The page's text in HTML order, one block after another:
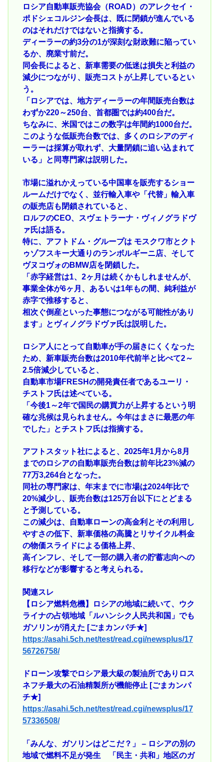
ロシア自動車販売協会（ROAD）のアレクセイ・
ポドシェコルジン会長は、既に閉鎖が進んでいる
のはそれだけではないと指摘する。
ディーラーの約3分の1が深刻な財政難に陥ってい
るか、廃業寸前だ。
同会長によると、新車需要の低迷は損失と利益の
減少につながり、販売コストが上昇しているとい
う。
「ロシアでは、地方ディーラーの年間販売台数は
わずか220～250台、首都圏では約400台だ。
ちなみに、米国ではこの数字は年間約1000台だ。
このような低販売台数では、多くのロシアのディ
ーラーは採算が取れず、大量閉鎖に追い込まれて
いる」と同専門家は説明した。
市場に溢れかえっている中国車を販売するショー
ルームだけでなく、並行輸入車や「代替」輸入車
の販売店も閉鎖されていると、
ロルフのCEO、スヴェトラーナ・ヴィノグラドヴ
ァ氏は語る。
特に、アフトドム・グループは モスクワ市とクト
ゥゾフスキー大通りのランボルギーニ店、そして
ヴヌコヴォのBMW店を閉鎖した。
「赤字経営は1、2ヶ月は続くかもしれませんが、
事業全体が6ヶ月、あるいは1年もの間、純利益が
赤字で推移すると、
相次ぐ倒産といった事態につながる可能性があり
ます」とヴィノグラドヴァ氏は説明した。
ロシア人にとって自動車が手の届きにくくなった
ため、新車販売台数は2010年代前半と比べて2～
2.5倍減少していると、
自動車市場FRESHの開発責任者であるユーリ・
チストフ氏は述べている。
「今後1～2年で国民の購買力が上昇するという明
確な兆候は見られません。今年はまさに最悪の年
でした」とチストフ氏は指摘する。
アフトスタット社によると、2025年1月から8月
までのロシアの自動車販売台数は前年比23%減の
77万3,264台となった。
同社の専門家は、年末までに市場は2024年比で
20%減少し、販売台数は125万台以下にとどまる
と予測している。
この減少は、自動車ローンの高金利とその利用し
やすさの低下、新車価格の高騰とリサイクル料金
の物価スライドによる価格上昇、
高インフレ、そして一部の購入者の貯蓄志向への
移行などが影響すると考えられる。
関連スレ
【ロシア燃料危機】ロシアの地域に続いて、ウク
ライナの占領地域「ルハンシク人民共和国」でも
ガソリンが消えた [ごまカンパチ★]
https://asahi.5ch.net/test/read.cgi/newsplus/17
56726758/
ドローン攻撃でロシア最大級の製油所でありロス
ネフチ最大の石油精製所が機能停止 [ごまカンパ
チ★]
https://asahi.5ch.net/test/read.cgi/newsplus/17
57336508/
「みんな、ガソリンはどこだ？」 – ロシアの別の
地域で燃料不足が発生 「民主・共和」地区のガ